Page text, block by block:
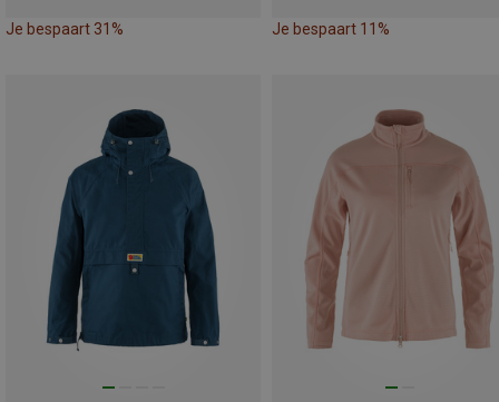
Je bespaart 31% Je bespaart 11%